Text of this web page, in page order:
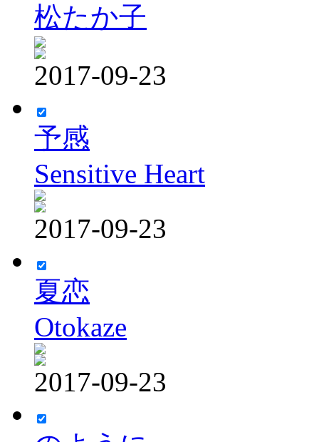
松たか子
2017-09-23
予感
Sensitive Heart
2017-09-23
夏恋
Otokaze
2017-09-23